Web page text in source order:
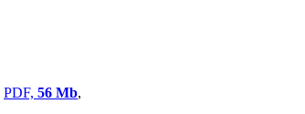
PDF, 56 Mb,